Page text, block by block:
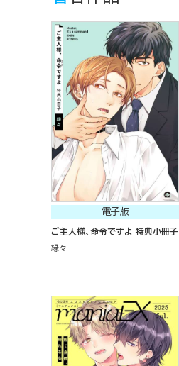
電子版
ご主人様、命令ですよ 特典小冊子
縁々